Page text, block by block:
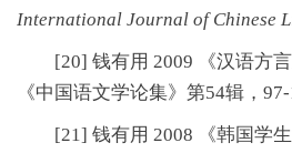
International Journal of Chinese
[20] 钱有用 2009 《汉语方言
《中国语文学论集》第54辑，97-
[21] 钱有用 2008 《韩国学生